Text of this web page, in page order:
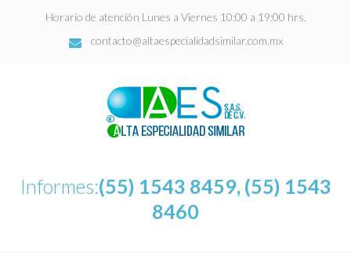
Horario de atención Lunes a Viernes 10:00 a 19:00 hrs.
contacto@altaespecialidadsimilar.com.mx
Informes:(55) 1543 8459, (55) 1543
8460